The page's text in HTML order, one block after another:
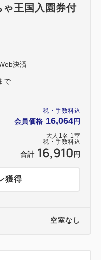
税・手数料込
会員価格 16,064円
大人 1 名 1 室
税・手数料込
合計 16,910 円
ゃ王国入園券付
決済
で
獲得
空室なし